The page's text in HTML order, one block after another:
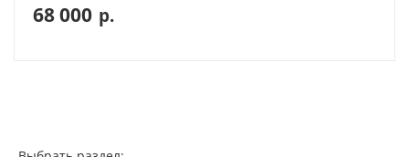
68 000 р.